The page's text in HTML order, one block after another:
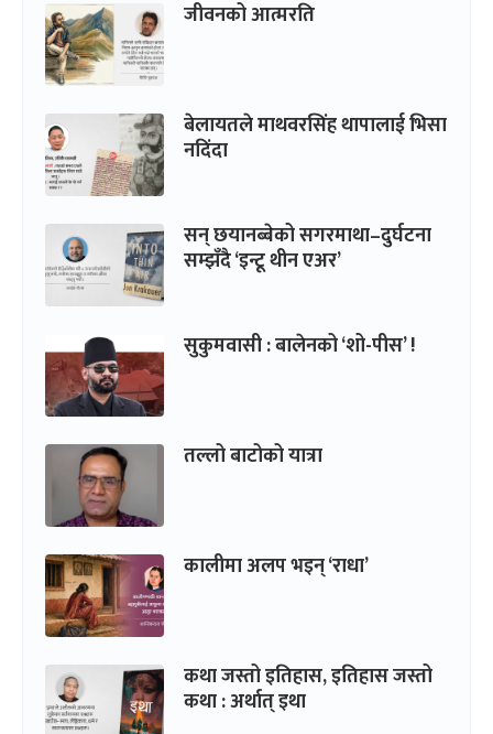
जीवनको आत्मरति
बेलायतले माथवरसिंह थापालाई भिसा
नदिंदा
सन् छयानब्बेको सगरमाथा–दुर्घटना
सम्झँदै ‘इन्टू थीन एअर’
सुकुमवासी : बालेनको ‘शो-पीस’ !
तल्लो बाटोको यात्रा
कालीमा अलप भइन् ‘राधा’
कथा जस्तो इतिहास, इतिहास जस्तो
कथा : अर्थात् इथा